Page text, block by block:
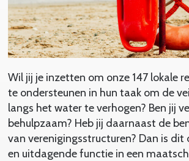
Wil jij je inzetten om onze 147 lokale
te ondersteunen in hun taak om de
langs het water te verhogen? Ben jij
behulpzaam? Heb jij daarnaast de
van verenigingsstructuren? Dan is dit
en uitdagende functie in een